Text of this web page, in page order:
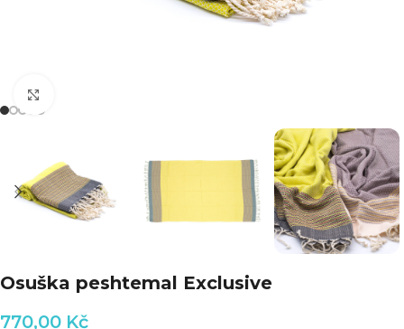
Osuška peshtemal Exclusive
770,00 Kč